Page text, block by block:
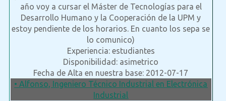
año voy a cursar el Máster de Tecnologías para el
Desarrollo Humano y la Cooperación de la UPM y
estoy pendiente de los horarios. En cuanto los sepa se
lo comunico)
Experiencia: estudiantes
Disponibilidad: asimetrico
Fecha de Alta en nuestra base: 2012-07-17
• Alfonso, Ingeniero Técnico Industrial en Electrónica
Industrial